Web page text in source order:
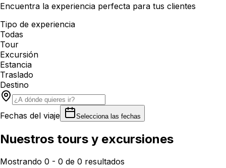
Encuentra la experiencia perfecta para tus clientes
Tipo de experiencia
Todas
Tour
Excursión
Estancia
Traslado
Destino
Fechas del viaje Selecciona las fechas
Nuestros tours y excursiones
Mostrando 0 - 0 de 0 resultados